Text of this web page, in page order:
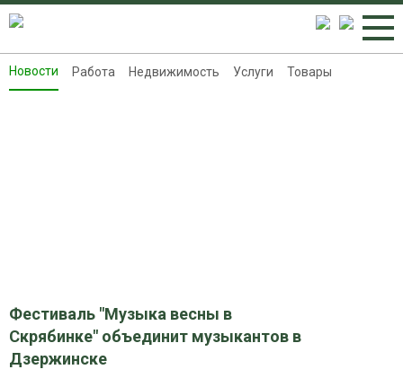
Новости
Новости Работа Недвижимость Услуги Товары
Фестиваль "Музыка весны в
Скрябинке" объединит музыкантов в
Дзержинске